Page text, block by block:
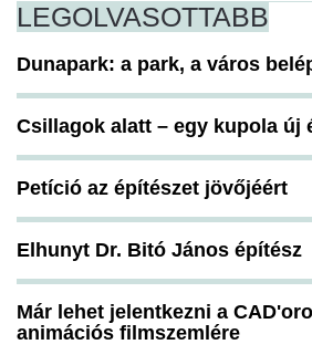
LEGOLVASOTTABB
Dunapark: a park, a város
Csillagok alatt – egy kupola új
Petíció az építészet jövőjéért
Elhunyt Dr. Bitó János építész
Már lehet jelentkezni a
animációs filmszemlére